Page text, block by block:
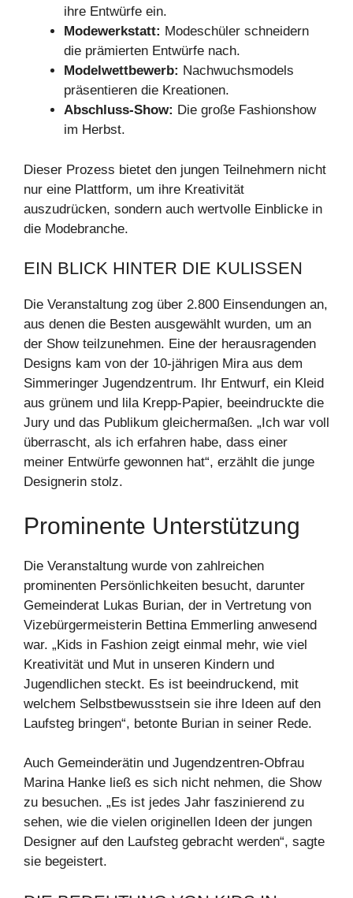
ihre Entwürfe ein.
Modewerkstatt: Modeschüler schneidern
die prämierten Entwürfe nach.
Modelwettbewerb: Nachwuchsmodels
präsentieren die Kreationen.
Abschluss-Show: Die große Fashionshow
im Herbst.
Dieser Prozess bietet den jungen Teilnehmern nicht
nur eine Plattform, um ihre Kreativität
auszudrücken, sondern auch wertvolle Einblicke in
die Modebranche.
EIN BLICK HINTER DIE KULISSEN
Die Veranstaltung zog über 2.800 Einsendungen an,
aus denen die Besten ausgewählt wurden, um an
der Show teilzunehmen. Eine der herausragenden
Designs kam von der 10-jährigen Mira aus dem
Simmeringer Jugendzentrum. Ihr Entwurf, ein Kleid
aus grünem und lila Krepp-Papier, beeindruckte die
Jury und das Publikum gleichermaßen. „Ich war voll
überrascht, als ich erfahren habe, dass einer
meiner Entwürfe gewonnen hat“, erzählt die junge
Designerin stolz.
Prominente Unterstützung
Die Veranstaltung wurde von zahlreichen
prominenten Persönlichkeiten besucht, darunter
Gemeinderat Lukas Burian, der in Vertretung von
Vizebürgermeisterin Bettina Emmerling anwesend
war. „Kids in Fashion zeigt einmal mehr, wie viel
Kreativität und Mut in unseren Kindern und
Jugendlichen steckt. Es ist beeindruckend, mit
welchem Selbstbewusstsein sie ihre Ideen auf den
Laufsteg bringen“, betonte Burian in seiner Rede.
Auch Gemeinderätin und Jugendzentren-Obfrau
Marina Hanke ließ es sich nicht nehmen, die Show
zu besuchen. „Es ist jedes Jahr faszinierend zu
sehen, wie die vielen originellen Ideen der jungen
Designer auf den Laufsteg gebracht werden“, sagte
sie begeistert.